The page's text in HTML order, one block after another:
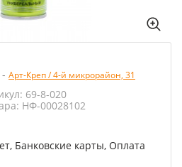
- Арт-Креп / 4-й микрорайон, 31
69-8-020
НФ-00028102
Банковские карты, Оплата